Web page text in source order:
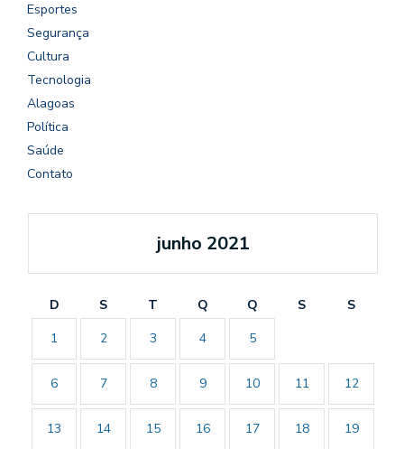
Esportes
Segurança
Cultura
Tecnologia
Alagoas
Política
Saúde
Contato
junho 2021
D S T Q Q S
S
1
2 3 4 5
6 7 8 9 10 11 12
13 14 15 16 17 18 19